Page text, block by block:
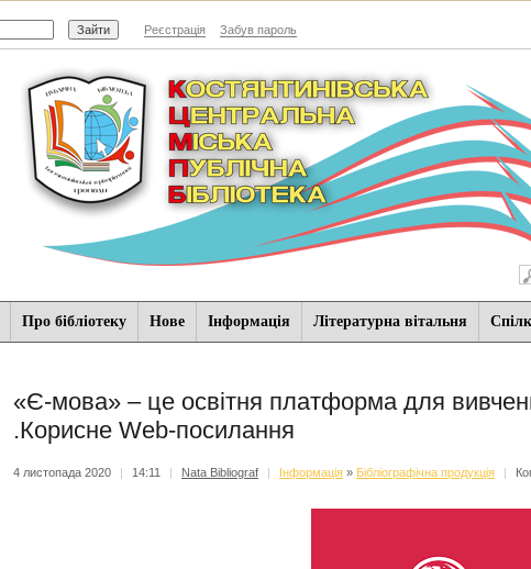
Реєстрація Забув пароль
Про бібліотеку Нове Iнформацiя Літературна вітальня
«Є-мова» – це освітня платформа для
.Корисне Web-посилання
4 листопада 2020 | 14:11 | Nata Bibliograf | Iнформацiя » Бібліографічна продукція |